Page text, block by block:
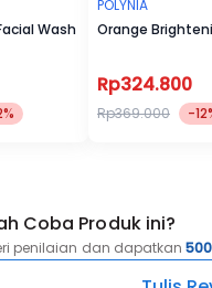
Wash
POLYNIA
Orange
Rp324.800
Rp369.000 -
Coba Produk ini?
penilaian dan dapatkan